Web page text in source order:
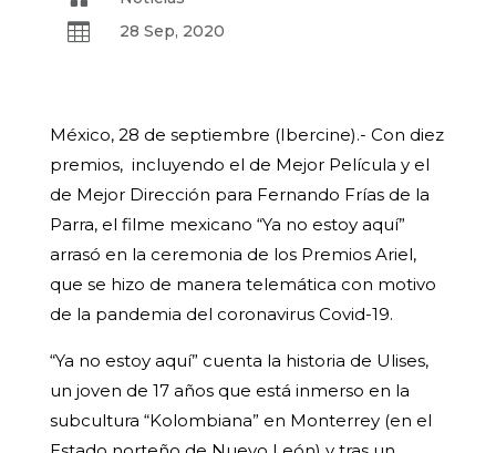
 28 Sep, 2020
México, 28 de septiembre (Ibercine).- Con diez
premios, incluyendo el de Mejor Película y el
de Mejor Dirección para Fernando Frías de la
Parra, el filme mexicano “Ya no estoy aquí”
arrasó en la ceremonia de los Premios Ariel,
que se hizo de manera telemática con motivo
de la pandemia del coronavirus Covid-19.
“Ya no estoy aquí” cuenta la historia de Ulises,
un joven de 17 años que está inmerso en la
subcultura “Kolombiana” en Monterrey (en el